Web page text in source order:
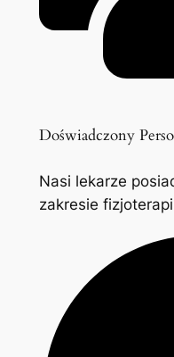
Doświadczony
Nasi lekarze
zakresie